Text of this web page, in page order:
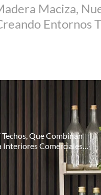
Maciza,
Que Combinan
Interiores Comerciales Y